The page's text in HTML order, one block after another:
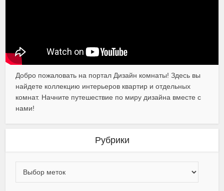
Добро пожаловать на портал Дизайн комнаты! Здесь вы
найдете коллекцию интерьеров квартир и отдельных
комнат. Начните путешествие по миру дизайна вместе с
нами!
Рубрики